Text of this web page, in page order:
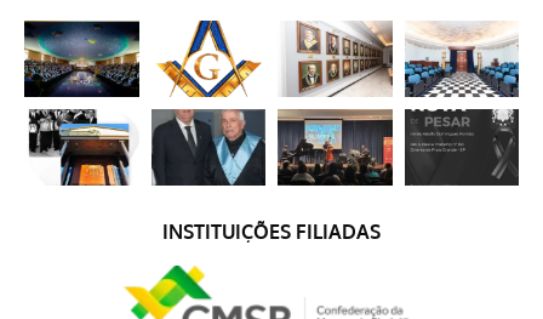
INSTITUIÇÕES FILIADAS